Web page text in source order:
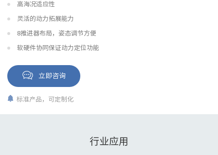
高海况适应性
灵活的动力拓展能力
8推进器布局，姿态调节方便
软硬件协同保证动力定位功能
立即咨询
标准产品，可定制化
行业应用